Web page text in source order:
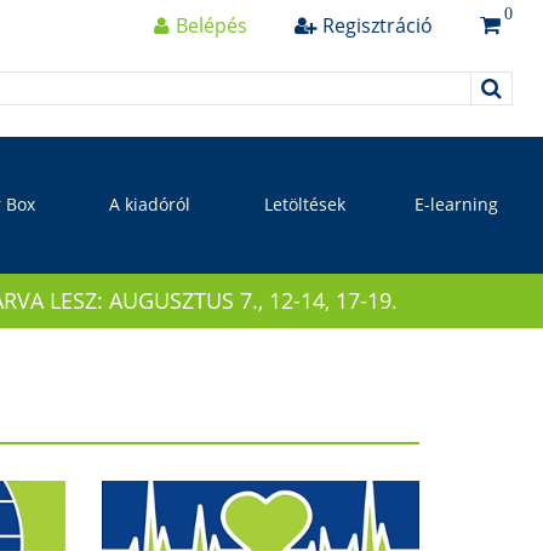
Belépés Regisztráció 0
Box A kiadóról Letöltések E-learning
LESZ: AUGUSZTUS 7., 12-14, 17-19.